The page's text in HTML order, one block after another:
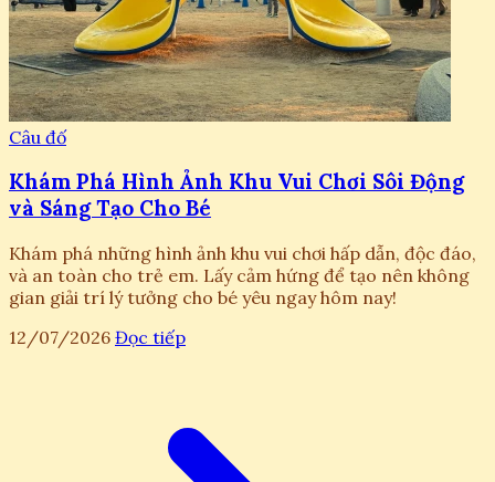
Câu đố
Khám Phá Hình Ảnh Khu Vui Chơi Sôi Động
và Sáng Tạo Cho Bé
Khám phá những hình ảnh khu vui chơi hấp dẫn, độc đáo,
và an toàn cho trẻ em. Lấy cảm hứng để tạo nên không
gian giải trí lý tưởng cho bé yêu ngay hôm nay!
12/07/2026 Đọc tiếp